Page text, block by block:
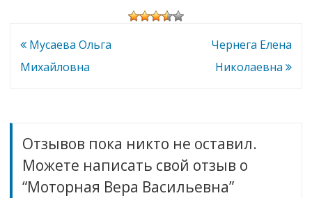
Навигация
по
Мусаева Ольга
Михайловна
Чернега Елена
Николаевна
Отзывов пока никто не оставил.
Можете написать свой отзыв о
“Моторная Вера Васильевна”